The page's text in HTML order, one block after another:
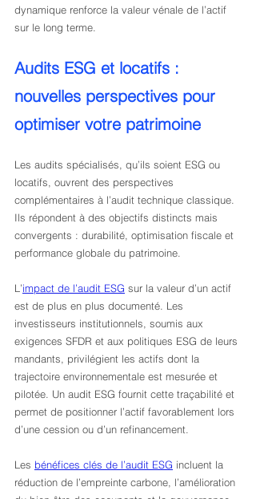
dynamique renforce la valeur vénale de l’actif
sur le long terme.
Audits ESG et locatifs :
nouvelles perspectives pour
optimiser votre patrimoine
Les audits spécialisés, qu’ils soient ESG ou
locatifs, ouvrent des perspectives
complémentaires à l’audit technique classique.
Ils répondent à des objectifs distincts mais
convergents : durabilité, optimisation fiscale et
performance globale du patrimoine.
L’impact de l’audit ESG sur la valeur d’un actif
est de plus en plus documenté. Les
investisseurs institutionnels, soumis aux
exigences SFDR et aux politiques ESG de leurs
mandants, privilégient les actifs dont la
trajectoire environnementale est mesurée et
pilotée. Un audit ESG fournit cette traçabilité et
permet de positionner l’actif favorablement lors
d’une cession ou d’un refinancement.
Les bénéfices clés de l’audit ESG incluent la
réduction de l’empreinte carbone, l’amélioration